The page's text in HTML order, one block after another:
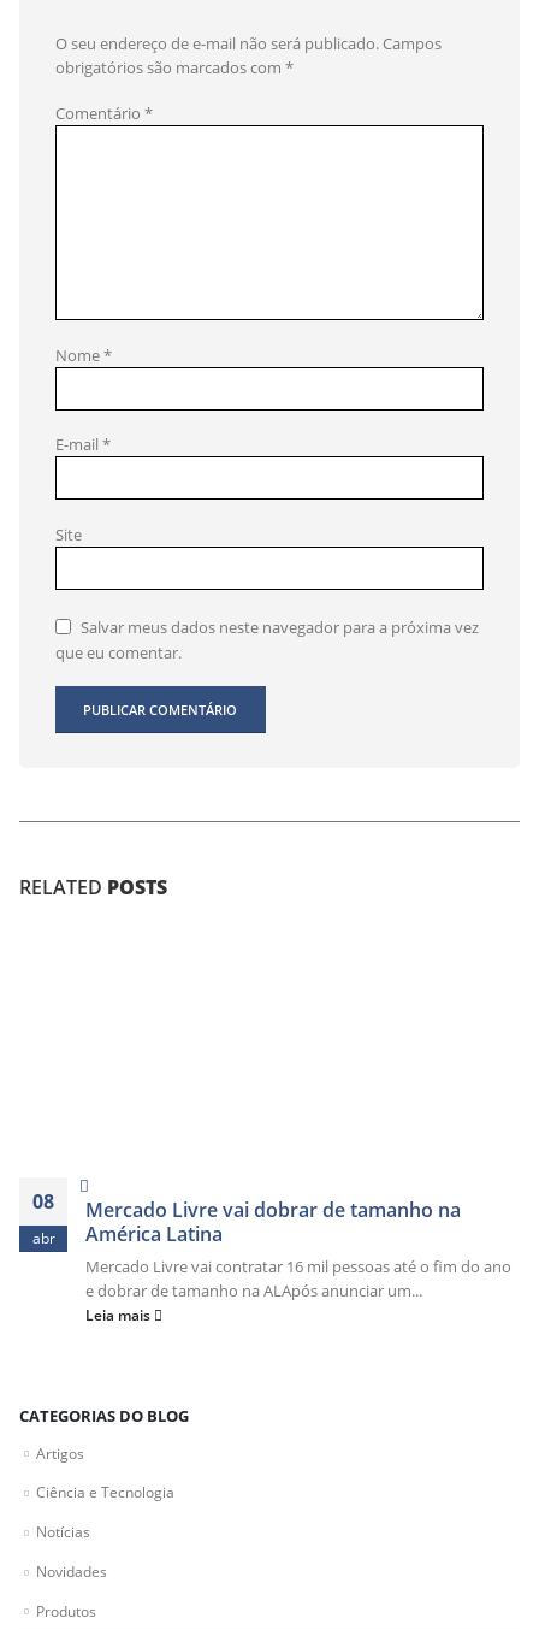
O seu endereço de e-mail não será publicado. Campos
obrigatórios são marcados com *
Comentário *
Nome*
E-mail *
Site
Salvar meus dados neste navegador para a próxima vez
que eu comentar.
RELATED POSTS
08
abr
Mercado Livre vai dobrar de tamanho na
América Latina
Mercado Livre vai contratar 16 mil pessoas até o fim do ano
e dobrar de tamanho na ALApós anunciar um...
Leia mais
CATEGORIAS DO BLOG
Artigos
Ciência e Tecnologia
Notícias
Novidades
Produtos